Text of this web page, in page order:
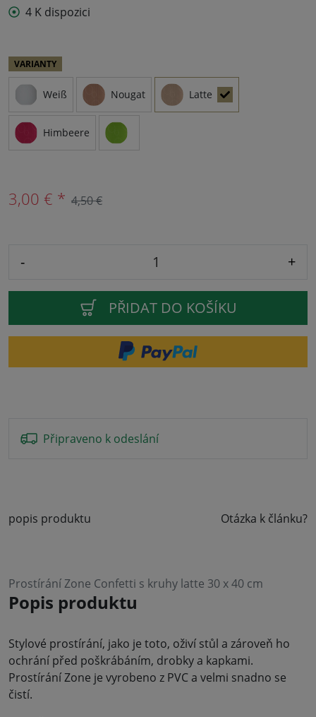
4 K dispozici
VARIANTY
Weiß Nougat Latte
Himbeere
3,00 € * 4,50 €
- +
PŘIDAT DO KOŠÍKU
Připraveno k odeslání
popis produktu Otázka k článku?
Prostírání Zone Confetti s kruhy latte 30 x 40 cm
Popis produktu
Stylové prostírání, jako je toto, oživí stůl a zároveň ho
ochrání před poškrábáním, drobky a kapkami.
Prostírání Zone je vyrobeno z PVC a velmi snadno se
čistí.